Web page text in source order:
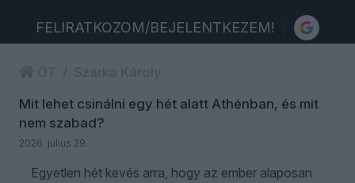
FELIRATKOZOM/BEJELENTKEZEM!
Mit lehet csinálni egy hét alatt Athénban, és mit
nem szabad?
2026. július 29.
Egyetlen hét kevés arra, hogy az ember alaposan